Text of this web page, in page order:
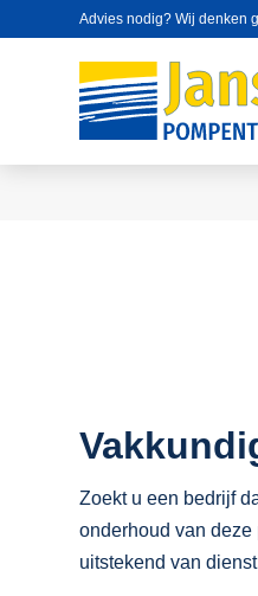
Advies nodig? Wij denken
Zoekt u een bedrijf
onderhoud van
uitstekend van